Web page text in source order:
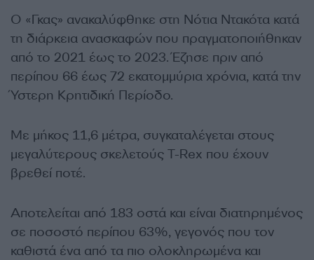
Ο «Γκας» ανακαλύφθηκε στη Νότια Ντακότα κατά
τη διάρκεια ανασκαφών που πραγματοποιήθηκαν
από το 2021 έως το 2023. Έζησε πριν από
περίπου 66 έως 72 εκατομμύρια χρόνια, κατά την
Ύστερη Κρητιδική Περίοδο.
Με μήκος 11,6 μέτρα, συγκαταλέγεται στους
μεγαλύτερους σκελετούς T-Rex που έχουν
βρεθεί ποτέ.
Αποτελείται από 183 οστά και είναι διατηρημένος
σε ποσοστό περίπου 63%, γεγονός που τον
καθιστά ένα από τα πιο ολοκληρωμένα και